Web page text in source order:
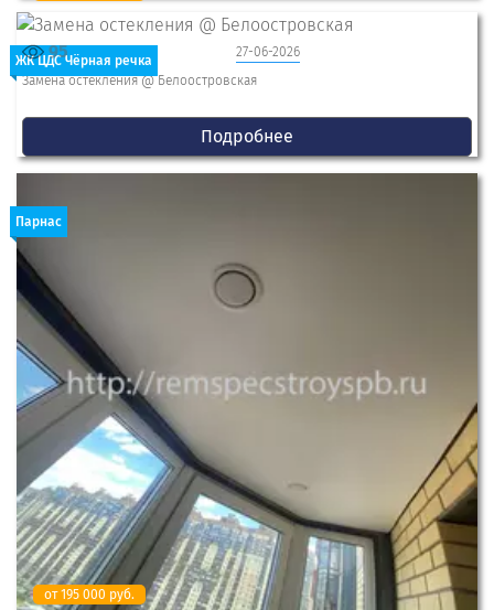
ЖК ЦДС Чёрная речка
27-06-2026
95
Замена остекления @ Белоостровская
Подробнее
Парнас
от 195 000 руб.